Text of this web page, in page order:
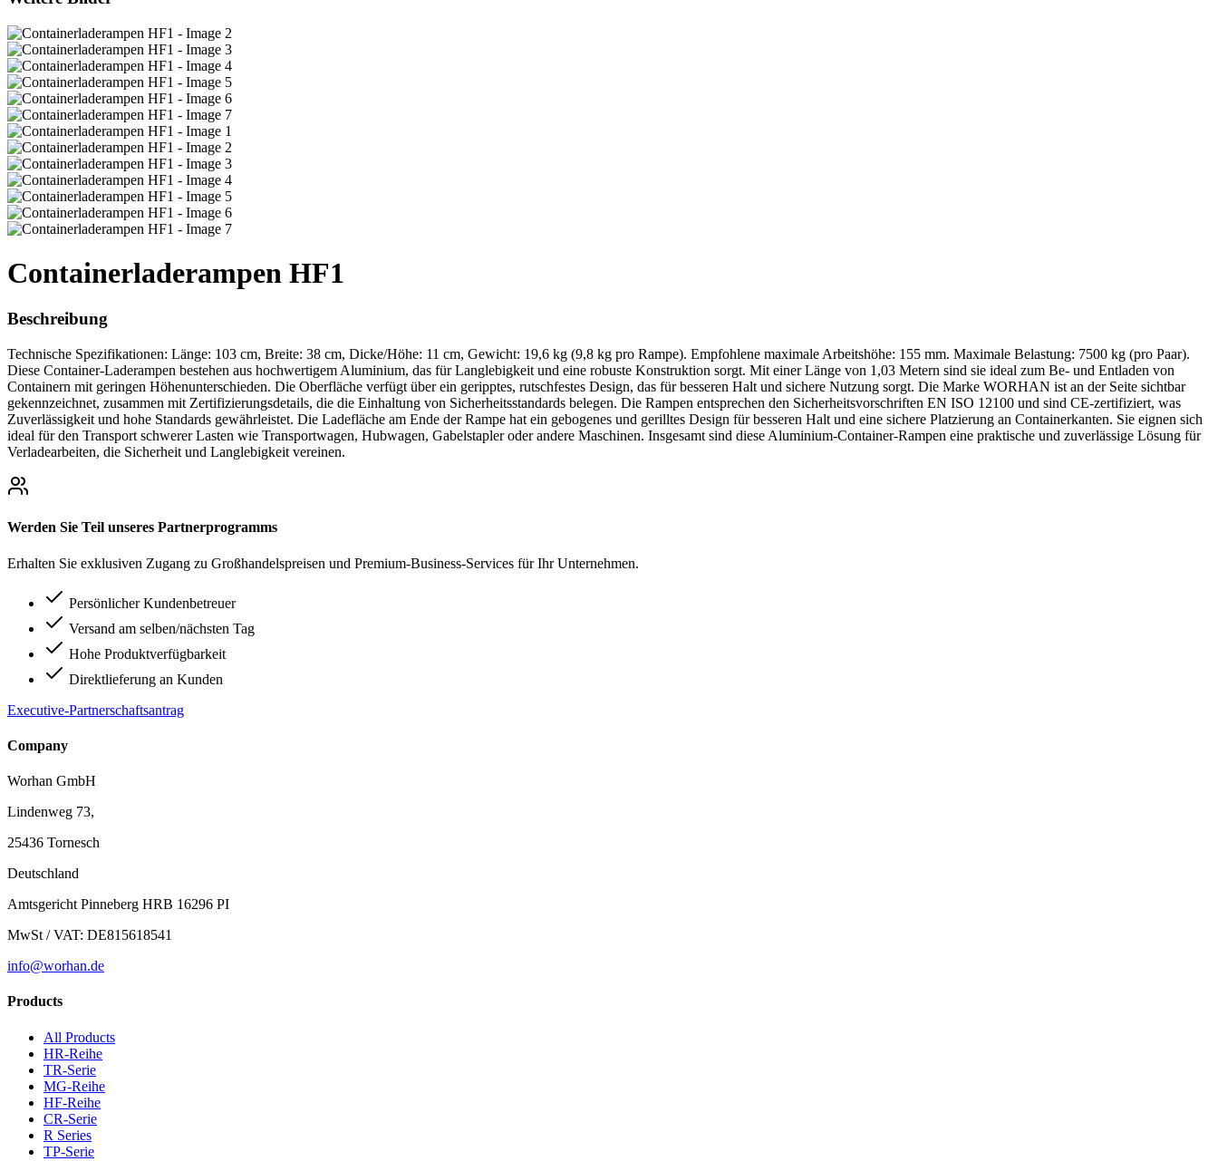
Containerladerampen HF1
Beschreibung
Technische Spezifikationen: Länge: 103 cm, Breite: 38 cm, Dicke/Höhe: 11 cm, Gewicht: 19,6 kg (9,8 kg pro Rampe). Empfohlene maximale Arbeitshöhe: 155 mm. Maximale Belastung: 7500 kg (pro Paar).
Diese Container-Laderampen bestehen aus hochwertigem Aluminium, das für Langlebigkeit und eine robuste Konstruktion sorgt. Mit einer Länge von 1,03 Metern sind sie ideal zum Be- und Entladen von
Containern mit geringen Höhenunterschieden. Die Oberfläche verfügt über ein geripptes, rutschfestes Design, das für besseren Halt und sichere Nutzung sorgt. Die Marke WORHAN ist an der Seite sichtbar
gekennzeichnet, zusammen mit Zertifizierungsdetails, die die Einhaltung von Sicherheitsstandards belegen. Die Rampen entsprechen den Sicherheitsvorschriften EN ISO 12100 und sind CE-zertifiziert, was
Zuverlässigkeit und hohe Standards gewährleistet. Die Ladefläche am Ende der Rampe hat ein gebogenes und gerilltes Design für besseren Halt und eine sichere Platzierung an Containerkanten. Sie eignen sich
ideal für den Transport schwerer Lasten wie Transportwagen, Hubwagen, Gabelstapler oder andere Maschinen. Insgesamt sind diese Aluminium-Container-Rampen eine praktische und zuverlässige Lösung für
Verladearbeiten, die Sicherheit und Langlebigkeit vereinen.
Werden Sie Teil unseres Partnerprogramms
Erhalten Sie exklusiven Zugang zu Großhandelspreisen und Premium-Business-Services für Ihr Unternehmen.
Persönlicher Kundenbetreuer
Versand am selben/nächsten Tag
Hohe Produktverfügbarkeit
Direktlieferung an Kunden
Executive-Partnerschaftsantrag
Company
Worhan GmbH
Lindenweg 73,
25436 Tornesch
Deutschland
Amtsgericht Pinneberg HRB 16296 PI
MwSt / VAT: DE815618541
info@worhan.de
Products
All Products
HR-Reihe
TR-Serie
MG-Reihe
HF-Reihe
CR-Serie
R Series
TP-Serie